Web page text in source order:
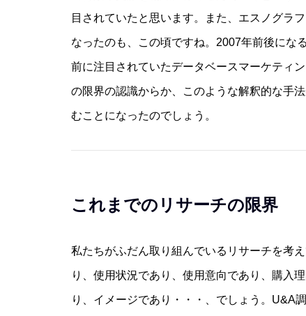
目されていたと思います。また、エスノグラ
なったのも、この頃ですね。2007年前後にな
前に注目されていたデータベースマーケティ
の限界の認識からか、このような解釈的な手
むことになったのでしょう。
これまでのリサーチの限界
私たちがふだん取り組んでいるリサーチを考
り、使用状況であり、使用意向であり、購入
り、イメージであり・・・、でしょう。U&A